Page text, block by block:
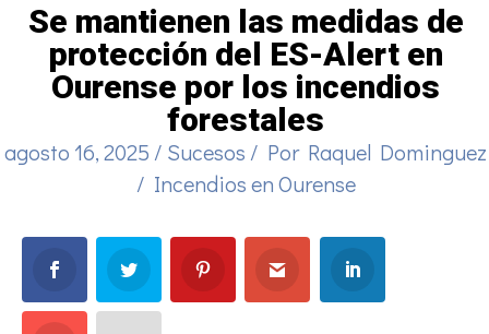
Se mantienen las medidas de
protección del ES-Alert en
Ourense por los incendios
forestales
agosto 16, 2025 / Sucesos / Por Raquel Dominguez
/ Incendios en Ourense